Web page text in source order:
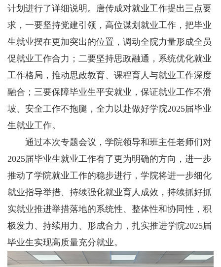
计划进行了详细说明。唐传成对就业工作提出三点要
求，一要坚持党建引领，高位谋划就业工作，把毕业
生就业摆在更加突出的位置，调动全院力量形成全员
促就业工作合力；二要坚持思政融通，系统优化就业
工作格局，推动思政教育、课程育人与就业工作深度
融合；三要保障毕业生平安就业，保证就业工作不滑
坡、安全工作不拖腿，全力以赴做好学院2025届毕业
生就业工作。
通过本次专题会议，学院领导和班主任老师们对
2025届毕业生就业工作有了更为明确的方向，进一步
推动了学院就业工作的稳步进行，学院将进一步细化
就业指导举措、持续强化就业育人成效，持续抓好抓
实就业推进举措落地的系统性、整体性和协同性，积
极发力、持续用力、形成合力，扎实推进学院2025届
毕业生实现高质量充分就业。